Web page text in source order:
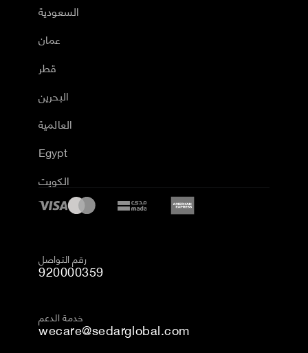
السعودية
عمان
قطر
البحرين
العالمية
Egypt
الكويت
رقم التواصل
920000359
خدمة الدعم
wecare@sedarglobal.com